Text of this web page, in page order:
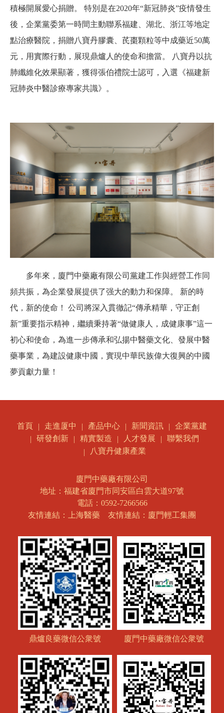
積極開展愛心捐贈。 特別是在2020年“新冠肺炎”疫情發生
後，企業黨委第一時間主動聯系福建、湖北、浙江等地定
點治療醫院，捐贈八寶丹膠囊、芪棗顆粒等中成藥近50萬
元，用實際行動，展現鼎爐人的使命和擔當。 八寶丹以抗
肺纖維化效果顯著，獲得張伯禮院士認可，入選《福建新
冠肺炎中醫診療專家共識》。
多年來，廈門中藥廠有限公司黨建工作與經營工作同
頻共振，為企業發展提供了强大的動力和保障。 新的時
代，新的使命！ 公司將深入貫徹記“傳承精華，守正創
新”重要指示精神，繼續秉持著“做健康人，成健康事”這一
初心和使命，為進一步傳承和弘揚中醫藥文化、發展中醫
藥事業，為建設健康中國，實現中華民族偉大復興的中國
夢貢獻力量！
首頁 走進厦中 產品中心 新聞資訊
企業黨建
研發創新
精實製造 人才發展
聯繫我們
八寶丹健康產業
廈門中藥廠有限公司
地址：福建省廈門市同安區白雲大道97號
電話：0592-7266566
友情連結：上海醫藥
友情連結：廈門輕工集團
鼎爐良藥微信公衆號 廈門中藥廠微信公衆號